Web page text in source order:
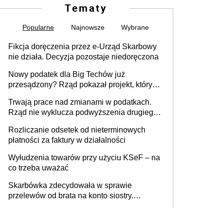
Tematy
Popularne Najnowsze Wybrane
Fikcja doręczenia przez e-Urząd Skarbowy
nie działa. Decyzja pozostaje niedoręczona
Nowy podatek dla Big Techów już
przesądzony? Rząd pokazał projekt, który
Trwają prace nad zmianami w podatkach.
Rząd nie wyklucza podwyższenia drugiego
Rozliczanie odsetek od nieterminowych
płatności za faktury w działalności
Wyłudzenia towarów przy użyciu KSeF – na
co trzeba uważać
Skarbówka zdecydowała w sprawie
przelewów od brata na konto siostry.